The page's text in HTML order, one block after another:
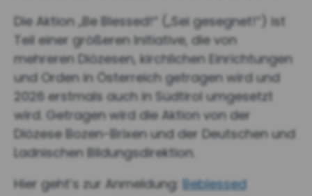
Die Aktion „Be Blessed!“ („Sei gesegnet!“) ist
Teil einer größeren Initiative, die von
mehreren Diözesen, kirchlichen Einrichtungen
und Orden in Österreich getragen wird und
2026 erstmals auch in Südtirol umgesetzt
wird. Getragen wird die Aktion von der
Diözese Bozen-Brixen und der Deutschen und
Ladnischen Bildungsdirektion.
Hier geht’s zur Anmeldung: Beblessed